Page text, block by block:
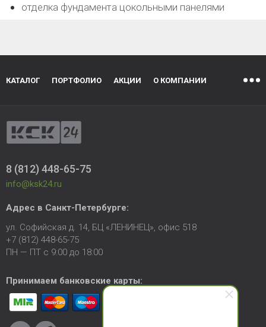
отделка фундамента цокольными панелями
КАТАЛОГ ПОРТФОЛИО АКЦИИ О КОМПАНИИ
8 (812) 448-65-75
info@ksk24.ru
Адрес в Санкт-Петербурге:
ул. Софийская д. 14, БЦ «ЛЕНИНЕЦ», офис 518
+7 (812) 448-65-75
ПН — ПТ с 9:00 до 18:00
Принимаем банковские карты: